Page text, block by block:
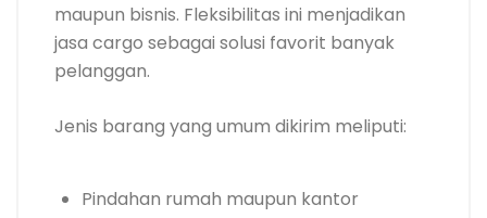
maupun bisnis. Fleksibilitas ini menjadikan
jasa cargo sebagai solusi favorit banyak
pelanggan.
Jenis barang yang umum dikirim meliputi:
Pindahan rumah maupun kantor